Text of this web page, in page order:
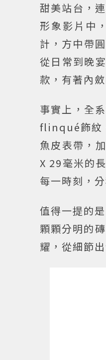
甜美站台，
形象影片中
計，方中帶
從日常到晚
款，有著內
事實上，全
flinqué飾紋
魚皮表帶，
X 29毫米的
每一時刻，
值得一提的
顆顆分明的
耀，從細節